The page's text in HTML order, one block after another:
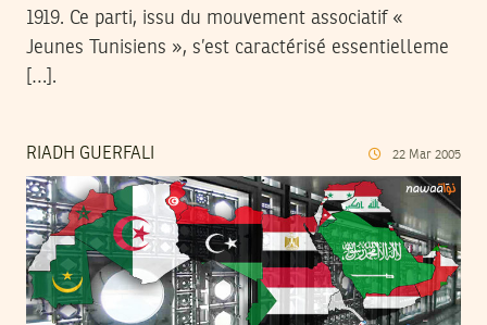
1919. Ce parti, issu du mouvement associatif «
Jeunes Tunisiens », s’est caractérisé essentielleme
[…].
RIADH GUERFALI 22 Mar 2005